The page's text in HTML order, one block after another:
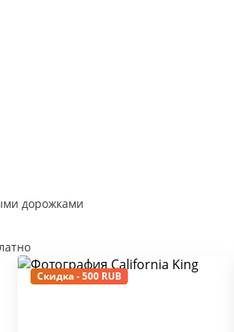
дорожками
Скидка - 500 RUB